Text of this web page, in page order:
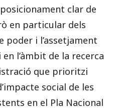
clar de
en particular dels
poder i l’assetjament
l’àmbit de la recerca
que prioritzi
social de les
en el Pla Nacional